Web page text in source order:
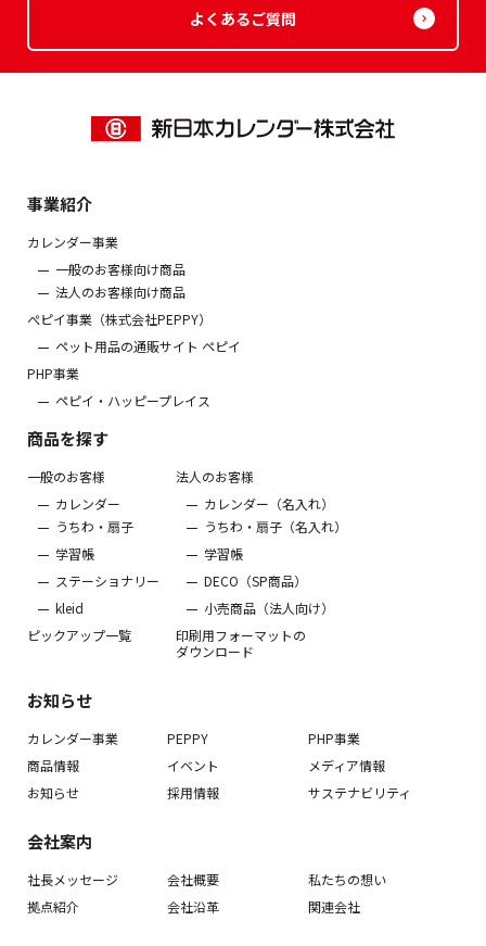
よくあるご質問
事業紹介
カレンダー事業
一般のお客様向け商品
法人のお客様向け商品
ぺピイ事業（株式会社PEPPY）
ペット用品の通販サイト ペピイ
PHP事業
ペピイ・ハッピープレイス
商品を探す
一般のお客様
カレンダー
うちわ・扇子
学習帳
ステーショナリー
kleid
ピックアップ一覧
法人のお客様
カレンダー（名入れ）
うちわ・扇子（名入れ）
学習帳
DECO（SP商品）
小売商品（法人向け）
印刷用フォーマットの
ダウンロード
お知らせ
カレンダー事業 PEPPY
PHP事業
商品情報
イベント
メディア情報
お知らせ
採用情報 サステナビリティ
会社案内
社長メッセージ 会社概要
私たちの想い
拠点紹介
会社沿革 関連会社